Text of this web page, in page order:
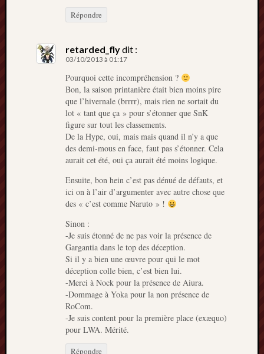
Répondre
retarded_flydit :
03/10/2013 à 01:17
Pourquoi cette incompréhension ?
Bon, la saison printanière était bien moins pire
que l’hivernale (brrrr), mais rien ne sortait du
lot « tant que ça » pour s’étonner que SnK
figure sur tout les classements.
De la Hype, oui, mais mais quand il n’y a que
des demi-mous en face, faut pas s’étonner. Cela
aurait cet été, oui ça aurait été moins logique.
Ensuite, bon hein c’est pas dénué de défauts, et
ici on à l’air d’argumenter avec autre chose que
des « c’est comme Naruto » !
Sinon :
-Je suis étonné de ne pas voir la présence de
Gargantia dans le top des déception.
Si il y a bien une œuvre pour qui le mot
déception colle bien, c’est bien lui.
-Merci à Nock pour la présence de Aiura.
-Dommage à Yoka pour la non présence de
RoCom.
-Je suis content pour la première place (exæquo)
pour LWA. Mérité.
Répondre